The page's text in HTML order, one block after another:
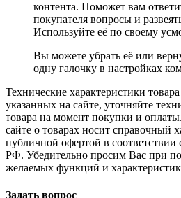
контента. Поможет вам
покупателя вопросы и
Используйте её по своему
Вы можете убрать её или
одну галочку в настройках
Технические характеристики
указанных на сайте, уточняйте
товара на момент покупки и
сайте о товарах носит справочный
публичной офертой в
РФ. Убедительно просим Вас при
желаемых функций и
Задать вопрос